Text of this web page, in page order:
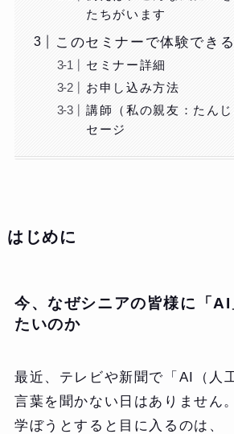
たちがいます
このセミナーで体験でき
セミナー詳細
お申し込み方法
講師（私の親友：たん
セージ
はじめに
今、なぜシニアの皆様に「AI
たいのか
最近、テレビや新聞で「AI（人
言葉を聞かない日はありません
学ぼうとすると目に入るのは、